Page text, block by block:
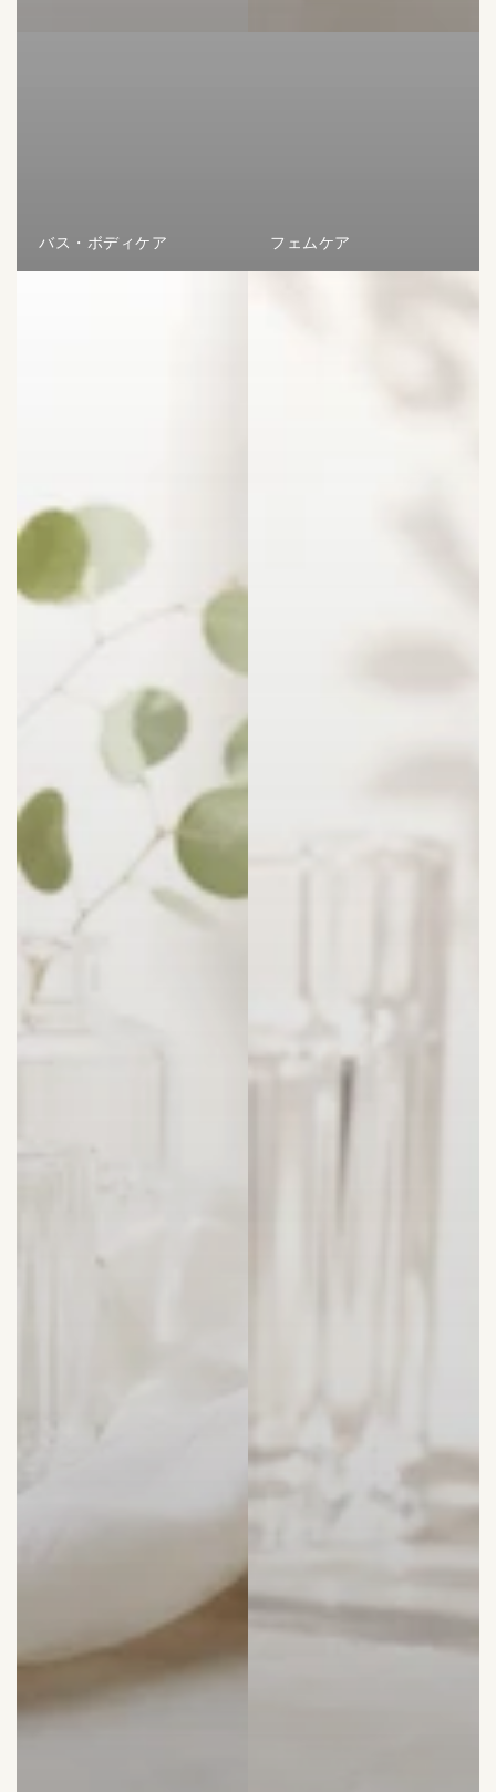
バス・ボディケア フェムケア